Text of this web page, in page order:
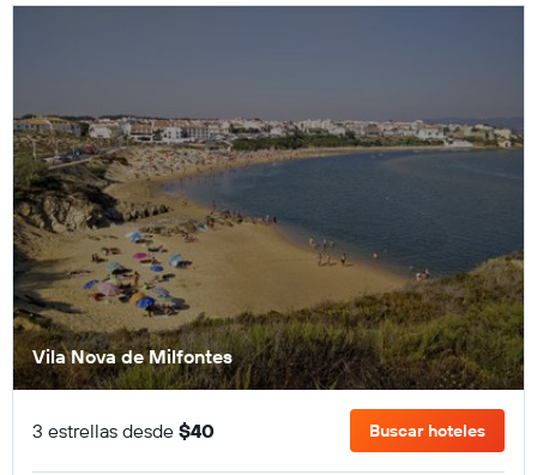
Vila Nova de Milfontes
3 estrellas desde $40 Buscar hoteles